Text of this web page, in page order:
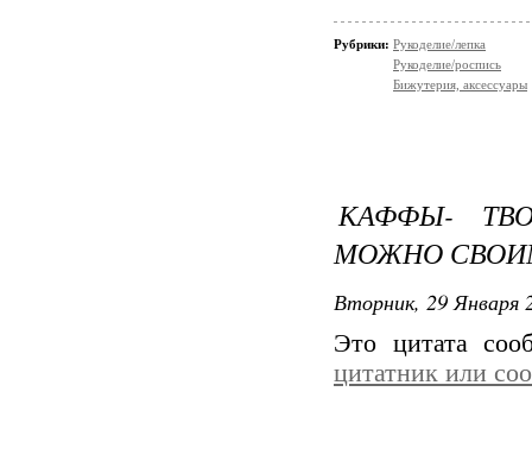
Рубрики: Рукоделие/лепка
Рукоделие/роспись
Бижутерия, аксессуары
КАФФЫ-
МОЖНО
Вторник, 29 Января
Это цитата
цитатник или